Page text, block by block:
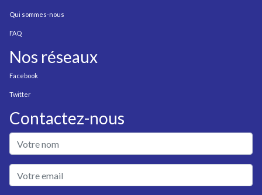
Qui sommes-nous
FAQ
Nos réseaux
Facebook
Twitter
Contactez-nous